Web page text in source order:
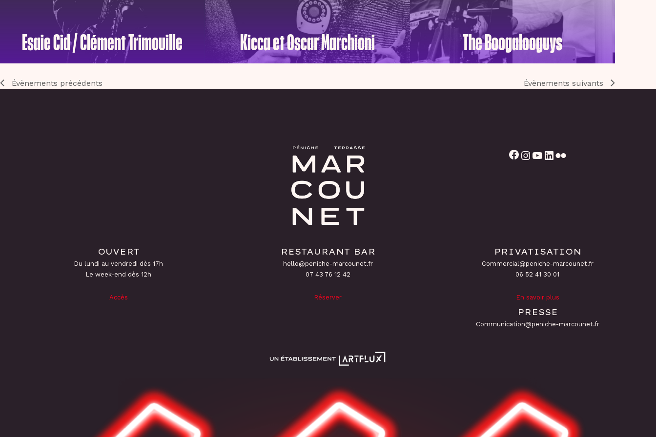
Esaie Cid / Clément Trimouille Kicca et Oscar Marchioni The Boogalooguys
Évènements précédents Évènements suivants
Facebook Instagram YouTube
OUVERT
Du lundi au vendredi dès 17h
Le week-end dès 12h
Accès
RESTAURANT BAR
hello@peniche-marcounet.fr
‭07 43 76 12 42
Réserver
PRIVATISATION
Commercial@peniche-marcounet.fr
06 52 41 30 01
En savoir plus
PRESSE
Communication@peniche-marcounet.fr